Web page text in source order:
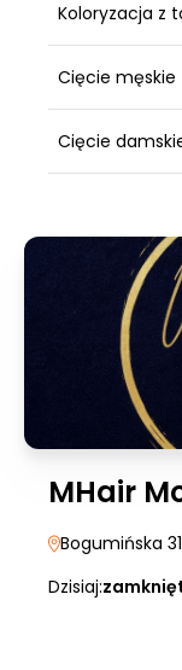
Koloryzacja z
Cięcie męskie
Cięcie
MHair
Bogumińska 31
Dzisiaj: